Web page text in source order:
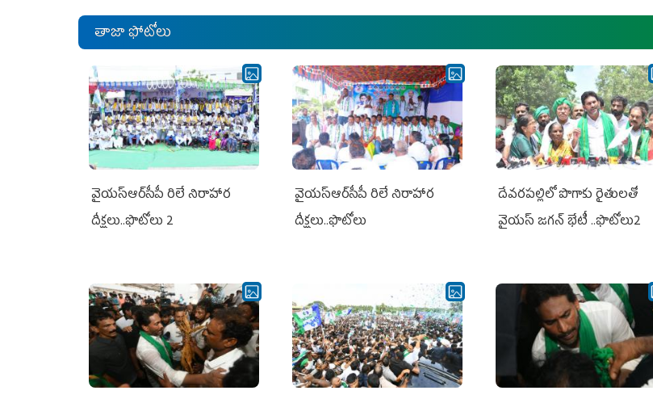
ఎమ్మెల్యేలు, ఎంపీల స‌మావేశం
తాజా ఫోటోలు
వైయ‌స్ఆర్‌సీపీ రిలే నిరాహార
దీక్షలు..ఫొటోలు 2
వైయ‌స్ఆర్‌సీపీ రిలే నిరాహార
దీక్షలు..ఫొటోలు
దేవరపల్లిలో పొగాకు రైతులతో
వైయస్ జగన్ భేటీ ..ఫొటోలు2